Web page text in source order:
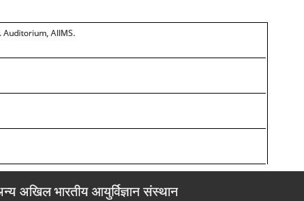
Auditorium, AIIMS.
अखिल भारतीय आयुर्विज्ञान संस्थान